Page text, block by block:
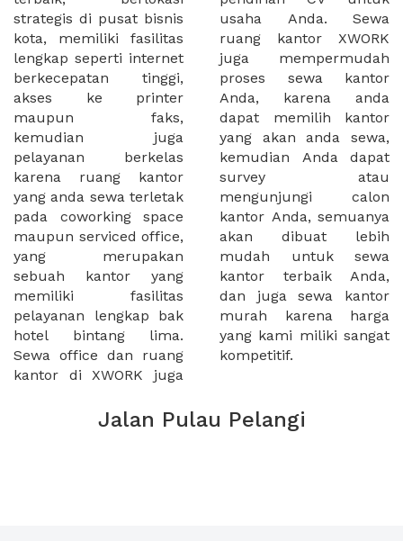
strategis di pusat bisnis
kota, memiliki fasilitas
lengkap seperti internet
berkecepatan tinggi,
akses ke printer
maupun faks,
kemudian juga
pelayanan berkelas
karena ruang kantor
yang anda sewa terletak
pada coworking space
maupun serviced office,
yang merupakan
sebuah kantor yang
memiliki fasilitas
pelayanan lengkap bak
hotel bintang lima.
Sewa office dan ruang
kantor di XWORK juga
usaha Anda. Sewa
ruang kantor XWORK
juga mempermudah
proses sewa kantor
Anda, karena anda
dapat memilih kantor
yang akan anda sewa,
kemudian Anda dapat
survey atau
mengunjungi calon
kantor Anda, semuanya
akan dibuat lebih
mudah untuk sewa
kantor terbaik Anda,
dan juga sewa kantor
murah karena harga
yang kami miliki sangat
kompetitif.
Jalan Pulau Pelangi